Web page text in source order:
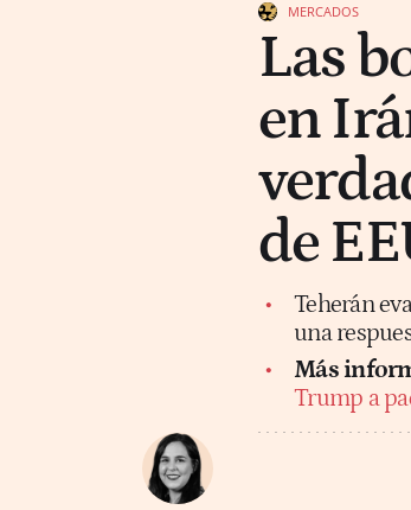
MERCADOS
Las
en
de
Teherán
una
Más
Trump a